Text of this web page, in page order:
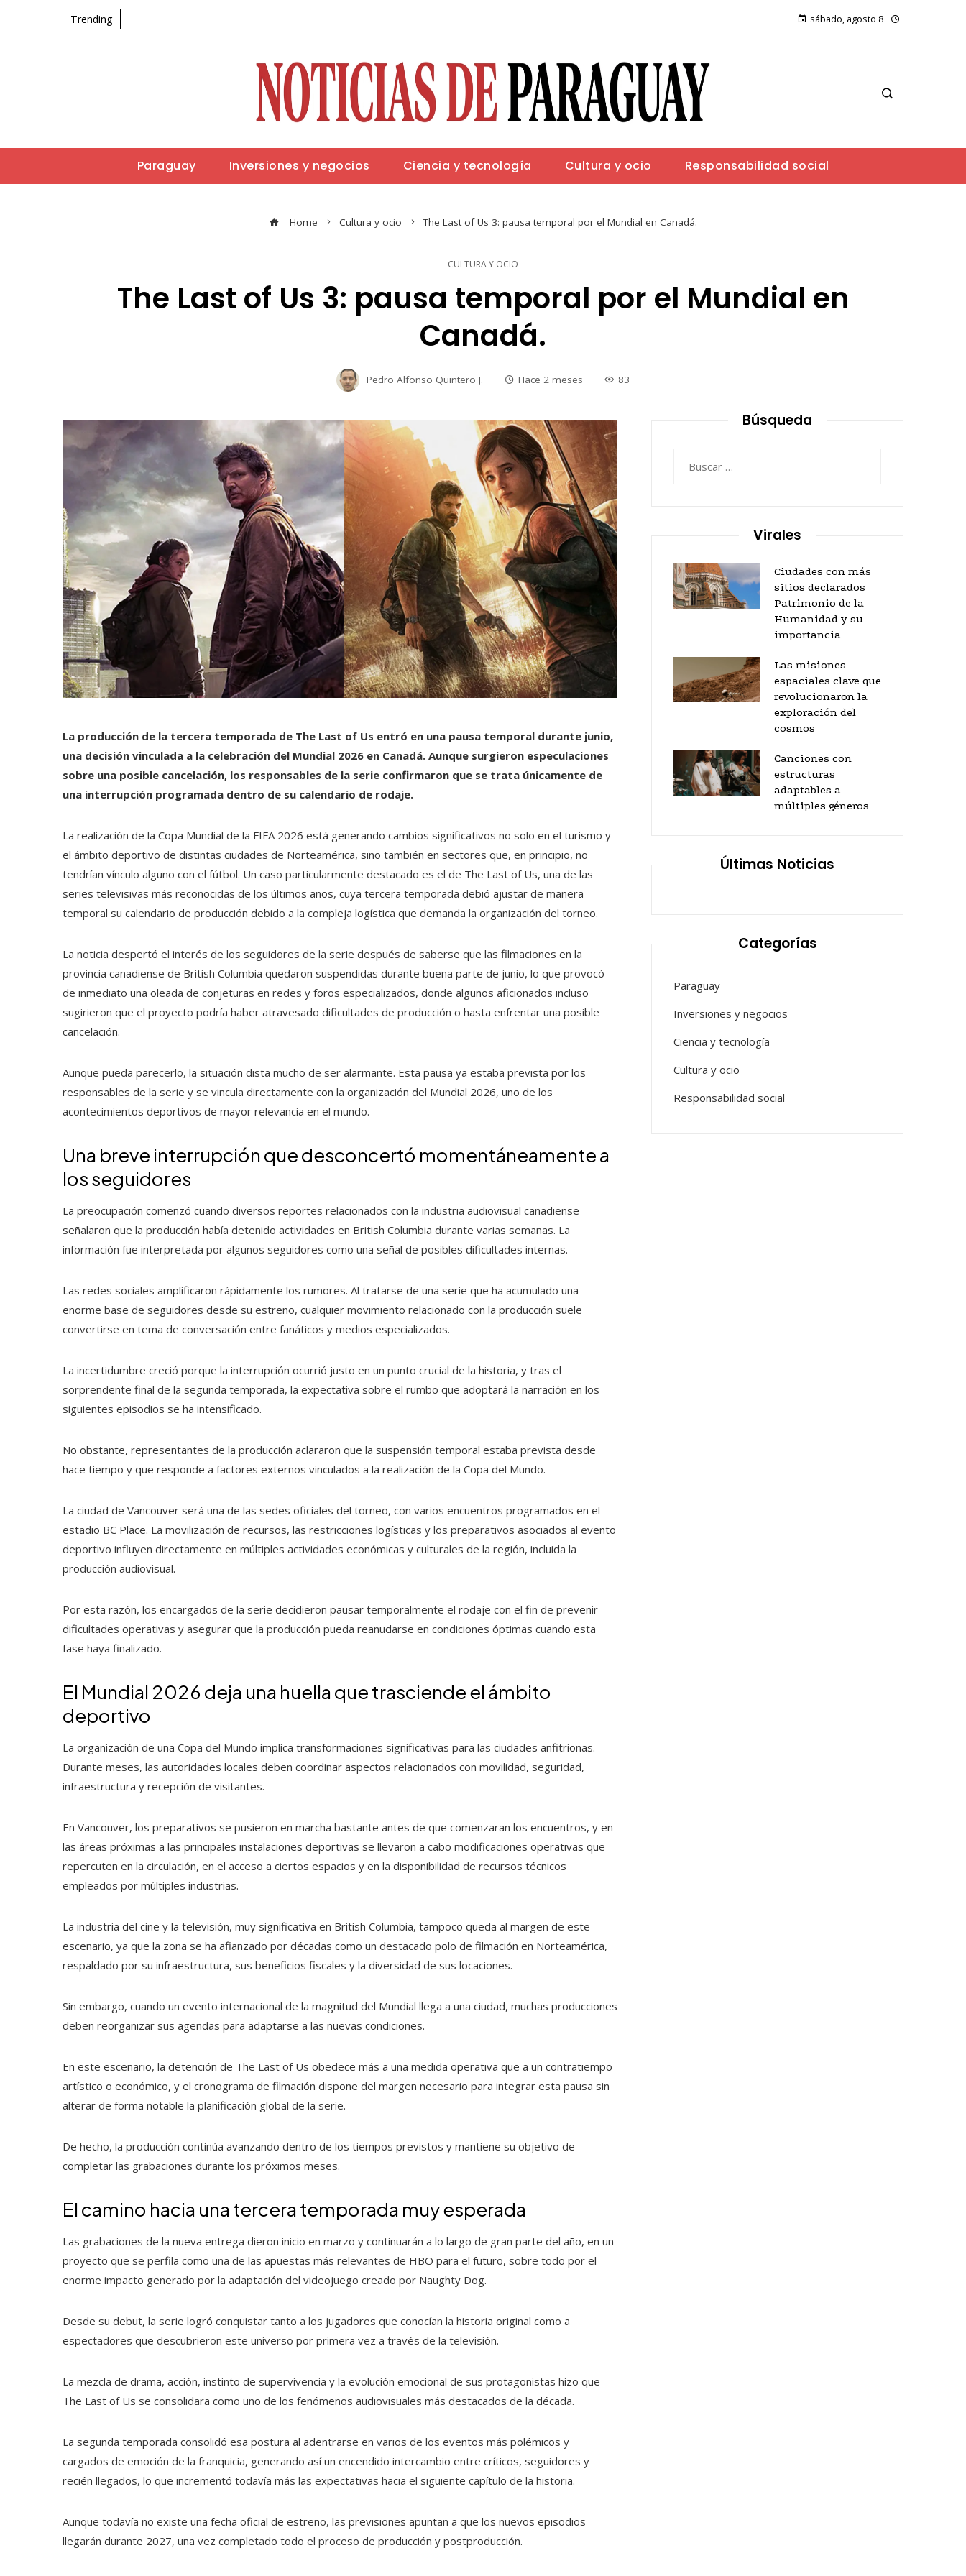
Trending sábado, agosto 8
Paraguay Inversiones y negocios Ciencia y tecnología Cultura y ocio Responsabilidad social
Home Cultura y ocio The Last of Us 3: pausa temporal por el Mundial en Canadá.
CULTURA Y OCIO
The Last of Us 3: pausa temporal por el Mundial en
Canadá.
Pedro Alfonso Quintero J. Hace 2 meses 83
La producción de la tercera temporada de The Last of Us entró en una pausa temporal durante junio,
una decisión vinculada a la celebración del Mundial 2026 en Canadá. Aunque surgieron especulaciones
sobre una posible cancelación, los responsables de la serie confirmaron que se trata únicamente de
una interrupción programada dentro de su calendario de rodaje.
La realización de la Copa Mundial de la FIFA 2026 está generando cambios significativos no solo en el turismo y
el ámbito deportivo de distintas ciudades de Norteamérica, sino también en sectores que, en principio, no
tendrían vínculo alguno con el fútbol. Un caso particularmente destacado es el de The Last of Us, una de las
series televisivas más reconocidas de los últimos años, cuya tercera temporada debió ajustar de manera
temporal su calendario de producción debido a la compleja logística que demanda la organización del torneo.
La noticia despertó el interés de los seguidores de la serie después de saberse que las filmaciones en la
provincia canadiense de British Columbia quedaron suspendidas durante buena parte de junio, lo que provocó
de inmediato una oleada de conjeturas en redes y foros especializados, donde algunos aficionados incluso
sugirieron que el proyecto podría haber atravesado dificultades de producción o hasta enfrentar una posible
cancelación.
Aunque pueda parecerlo, la situación dista mucho de ser alarmante. Esta pausa ya estaba prevista por los
responsables de la serie y se vincula directamente con la organización del Mundial 2026, uno de los
acontecimientos deportivos de mayor relevancia en el mundo.
Una breve interrupción que desconcertó momentáneamente a
los seguidores
La preocupación comenzó cuando diversos reportes relacionados con la industria audiovisual canadiense
señalaron que la producción había detenido actividades en British Columbia durante varias semanas. La
información fue interpretada por algunos seguidores como una señal de posibles dificultades internas.
Las redes sociales amplificaron rápidamente los rumores. Al tratarse de una serie que ha acumulado una
enorme base de seguidores desde su estreno, cualquier movimiento relacionado con la producción suele
convertirse en tema de conversación entre fanáticos y medios especializados.
La incertidumbre creció porque la interrupción ocurrió justo en un punto crucial de la historia, y tras el
sorprendente final de la segunda temporada, la expectativa sobre el rumbo que adoptará la narración en los
siguientes episodios se ha intensificado.
No obstante, representantes de la producción aclararon que la suspensión temporal estaba prevista desde
hace tiempo y que responde a factores externos vinculados a la realización de la Copa del Mundo.
La ciudad de Vancouver será una de las sedes oficiales del torneo, con varios encuentros programados en el
estadio BC Place. La movilización de recursos, las restricciones logísticas y los preparativos asociados al evento
deportivo influyen directamente en múltiples actividades económicas y culturales de la región, incluida la
producción audiovisual.
Por esta razón, los encargados de la serie decidieron pausar temporalmente el rodaje con el fin de prevenir
dificultades operativas y asegurar que la producción pueda reanudarse en condiciones óptimas cuando esta
fase haya finalizado.
El Mundial 2026 deja una huella que trasciende el ámbito
deportivo
La organización de una Copa del Mundo implica transformaciones significativas para las ciudades anfitrionas.
Durante meses, las autoridades locales deben coordinar aspectos relacionados con movilidad, seguridad,
infraestructura y recepción de visitantes.
En Vancouver, los preparativos se pusieron en marcha bastante antes de que comenzaran los encuentros, y en
las áreas próximas a las principales instalaciones deportivas se llevaron a cabo modificaciones operativas que
repercuten en la circulación, en el acceso a ciertos espacios y en la disponibilidad de recursos técnicos
empleados por múltiples industrias.
La industria del cine y la televisión, muy significativa en British Columbia, tampoco queda al margen de este
escenario, ya que la zona se ha afianzado por décadas como un destacado polo de filmación en Norteamérica,
respaldado por su infraestructura, sus beneficios fiscales y la diversidad de sus locaciones.
Sin embargo, cuando un evento internacional de la magnitud del Mundial llega a una ciudad, muchas producciones
deben reorganizar sus agendas para adaptarse a las nuevas condiciones.
En este escenario, la detención de The Last of Us obedece más a una medida operativa que a un contratiempo
artístico o económico, y el cronograma de filmación dispone del margen necesario para integrar esta pausa sin
alterar de forma notable la planificación global de la serie.
De hecho, la producción continúa avanzando dentro de los tiempos previstos y mantiene su objetivo de
completar las grabaciones durante los próximos meses.
El camino hacia una tercera temporada muy esperada
Las grabaciones de la nueva entrega dieron inicio en marzo y continuarán a lo largo de gran parte del año, en un
proyecto que se perfila como una de las apuestas más relevantes de HBO para el futuro, sobre todo por el
enorme impacto generado por la adaptación del videojuego creado por Naughty Dog.
Desde su debut, la serie logró conquistar tanto a los jugadores que conocían la historia original como a
espectadores que descubrieron este universo por primera vez a través de la televisión.
La mezcla de drama, acción, instinto de supervivencia y la evolución emocional de sus protagonistas hizo que
The Last of Us se consolidara como uno de los fenómenos audiovisuales más destacados de la década.
La segunda temporada consolidó esa postura al adentrarse en varios de los eventos más polémicos y
cargados de emoción de la franquicia, generando así un encendido intercambio entre críticos, seguidores y
recién llegados, lo que incrementó todavía más las expectativas hacia el siguiente capítulo de la historia.
Aunque todavía no existe una fecha oficial de estreno, las previsiones apuntan a que los nuevos episodios
llegarán durante 2027, una vez completado todo el proceso de producción y postproducción.
Búsqueda
Virales
Ciudades con más
sitios declarados
Patrimonio de la
Humanidad y su
importancia
Las misiones
espaciales clave que
revolucionaron la
exploración del
cosmos
Canciones con
estructuras
adaptables a
múltiples géneros
Últimas Noticias
Categorías
Paraguay
Inversiones y negocios
Ciencia y tecnología
Cultura y ocio
Responsabilidad social